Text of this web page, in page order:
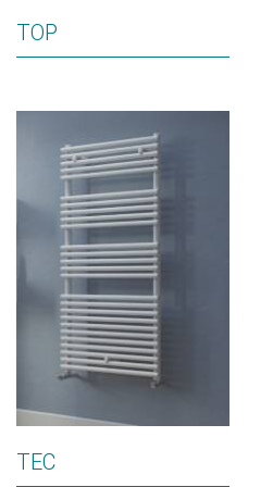
TOP
TEC